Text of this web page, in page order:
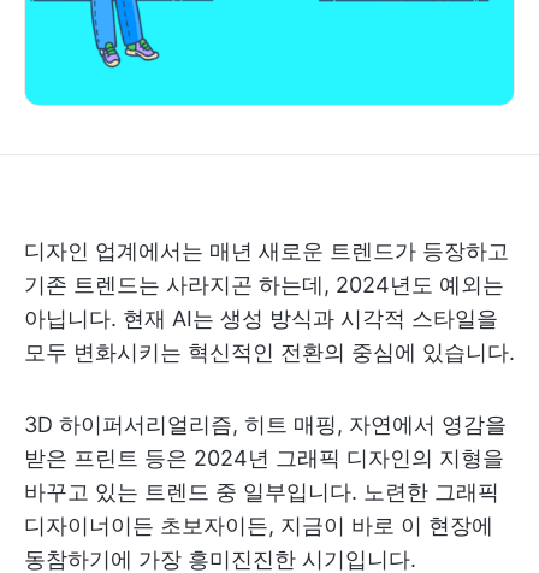
디자인 업계에서는 매년 새로운 트렌드가 등장하고
기존 트렌드는 사라지곤 하는데, 2024년도 예외는
아닙니다. 현재 AI는 생성 방식과 시각적 스타일을
모두 변화시키는 혁신적인 전환의 중심에 있습니다.
3D 하이퍼서리얼리즘, 히트 매핑, 자연에서 영감을
받은 프린트 등은 2024년 그래픽 디자인의 지형을
바꾸고 있는 트렌드 중 일부입니다. 노련한 그래픽
디자이너이든 초보자이든, 지금이 바로 이 현장에
동참하기에 가장 흥미진진한 시기입니다.